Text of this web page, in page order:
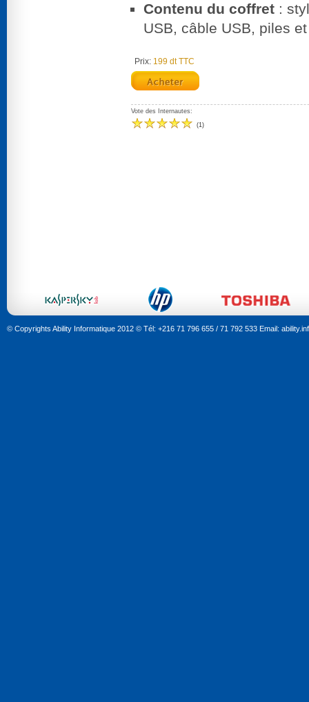
Contenu du coffret :
USB, câble USB, piles
Prix: 199 dt TTC
Vote des Internautes:
(1)
© Copyrights Ability Informatique 2012 © Tél: +216 71 796 655 / 71 792 533 Email: